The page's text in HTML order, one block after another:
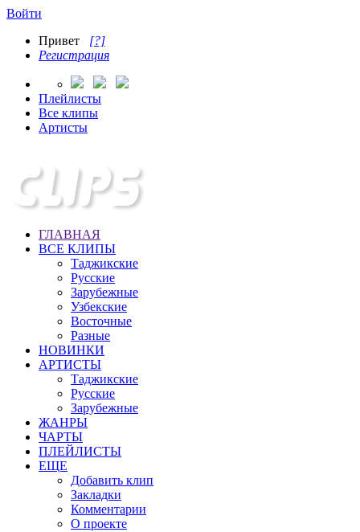
Войти
Привет [?]
Регистрация
Плейлисты
Все клипы
Артисты
ГЛАВНАЯ
ВСЕ КЛИПЫ
Таджикские
Русские
Зарубежные
Узбекские
Восточные
Разные
НОВИНКИ
АРТИСТЫ
Таджикские
Русские
Зарубежные
ЖАНРЫ
ЧАРТЫ
ПЛЕЙЛИСТЫ
ЕЩЕ
Добавить клип
Закладки
Комментарии
О проекте